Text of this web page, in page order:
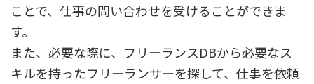
ことで、仕事の問い合わせを受けることができま
す。
また、必要な際に、フリーランスDBから必要なス
キルを持ったフリーランサーを探して、仕事を依頼